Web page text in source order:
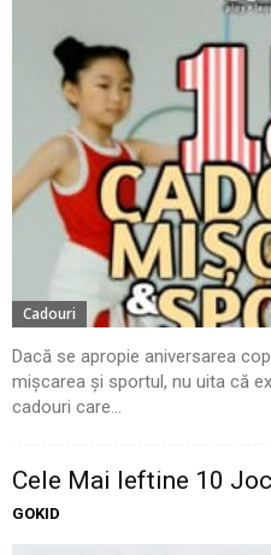
Cadouri
Dacă se apropie aniversarea
mișcarea și sportul, nu uita că
cadouri care...
Cele Mai Ieftine 10
GOKID